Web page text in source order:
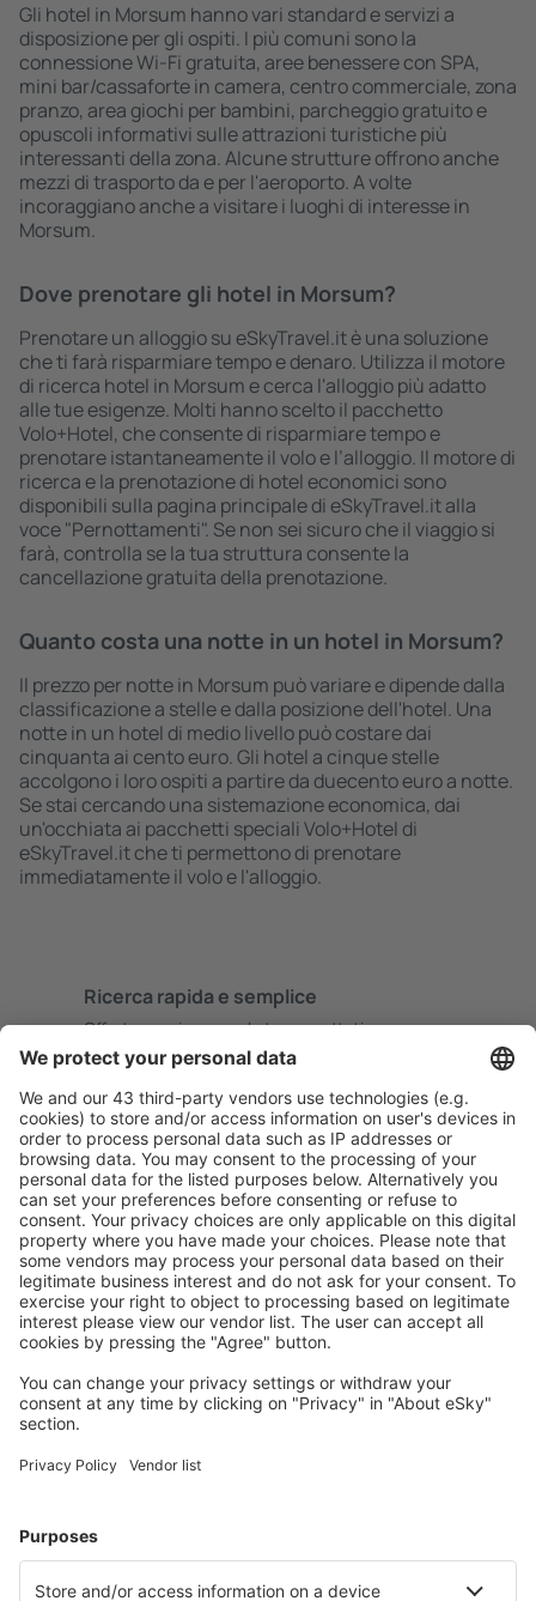
Gli hotel in Morsum hanno vari standard e servizi a
disposizione per gli ospiti. I più comuni sono la
connessione Wi-Fi gratuita, aree benessere con SPA,
mini bar/cassaforte in camera, centro commerciale, zona
pranzo, area giochi per bambini, parcheggio gratuito e
opuscoli informativi sulle attrazioni turistiche più
interessanti della zona. Alcune strutture offrono anche
mezzi di trasporto da e per l'aeroporto. A volte
incoraggiano anche a visitare i luoghi di interesse in
Morsum.
Dove prenotare gli hotel in Morsum?
Prenotare un alloggio su eSkyTravel.it è una soluzione
che ti farà risparmiare tempo e denaro. Utilizza il motore
di ricerca hotel in Morsum e cerca l'alloggio più adatto
alle tue esigenze. Molti hanno scelto il pacchetto
Volo+Hotel, che consente di risparmiare tempo e
prenotare istantaneamente il volo e l’alloggio. Il motore di
ricerca e la prenotazione di hotel economici sono
disponibili sulla pagina principale di eSkyTravel.it alla
voce "Pernottamenti". Se non sei sicuro che il viaggio si
farà, controlla se la tua struttura consente la
cancellazione gratuita della prenotazione.
Quanto costa una notte in un hotel in Morsum?
Il prezzo per notte in Morsum può variare e dipende dalla
classificazione a stelle e dalla posizione dell'hotel. Una
notte in un hotel di medio livello può costare dai
cinquanta ai cento euro. Gli hotel a cinque stelle
accolgono i loro ospiti a partire da duecento euro a notte.
Se stai cercando una sistemazione economica, dai
un'occhiata ai pacchetti speciali Volo+Hotel di
eSkyTravel.it che ti permettono di prenotare
immediatamente il volo e l'alloggio.
Ricerca rapida e semplice
Offerta su misura per le tue aspettative.
Pianifica in sicurezza
Prenotazione senza pensieri con possibilità di
cancellazione gratuita.
Risparmia di più
Prezzi attraenti e offerte speciali per gli utenti registrati.
L’alloggio che ti piace
Scegli tra oltre 1,3 milioni di strutture: hotel, lodge,
Gli hotel più ricercati dagli utenti eSky
Hotel a Westerland Hotel in Zingst Hotel a Heringsdorf